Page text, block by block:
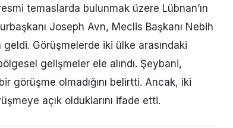
temaslarda bulunmak üzere Lübnan’ın
Joseph Avn, Meclis Başkanı Nebih
Görüşmelerde iki ülke arasındaki
gelişmeler ele alındı. Şeybani,
görüşme olmadığını belirtti. Ancak, iki
açık olduklarını ifade etti.